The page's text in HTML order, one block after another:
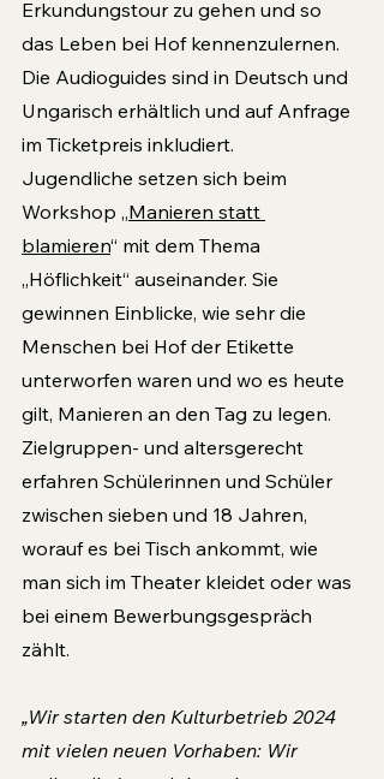
Erkundungstour zu gehen und so
das Leben bei Hof kennenzulernen.
Die Audioguides sind in Deutsch und
Ungarisch erhältlich und auf Anfrage
im Ticketpreis inkludiert.
Jugendliche setzen sich beim
Workshop „Manie­ren statt
blamieren“ mit dem Thema
„Höflichkeit“ auseinander. Sie
gewinnen Einblicke, wie sehr die
Menschen bei Hof der Etikette
unterworfen waren und wo es heute
gilt, Manieren an den Tag zu legen.
Zielgruppen- und altersgerecht
erfahren Schülerinnen und Schüler
zwischen sieben und 18 Jahren,
worauf es bei Tisch ankommt, wie
man sich im Theater kleidet oder was
bei einem Bewerbungsgespräch
zählt.
„Wir starten den Kulturbetrieb 2024
mit vielen neuen Vorhaben: Wir